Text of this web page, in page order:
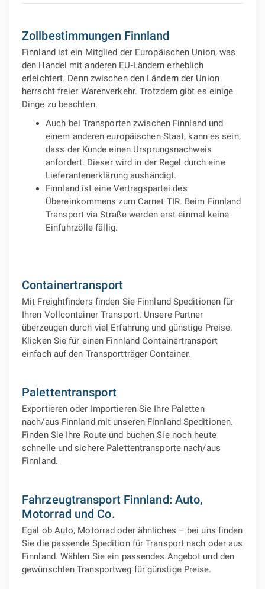
Zollbestimmungen Finnland
Finnland ist ein Mitglied der Europäischen Union, was
den Handel mit anderen EU-Ländern erheblich
erleichtert. Denn zwischen den Ländern der Union
herrscht freier Warenverkehr. Trotzdem gibt es einige
Dinge zu beachten.
Auch bei Transporten zwischen Finnland und
einem anderen europäischen Staat, kann es sein,
dass der Kunde einen Ursprungsnachweis
anfordert. Dieser wird in der Regel durch eine
Lieferantenerklärung aushändigt.
Finnland ist eine Vertragspartei des
Übereinkommens zum Carnet TIR. Beim Finnland
Transport via Straße werden erst einmal keine
Einfuhrzölle fällig.
Containertransport
Mit Freightfinders finden Sie Finnland Speditionen für
Ihren Vollcontainer Transport. Unsere Partner
überzeugen durch viel Erfahrung und günstige Preise.
Klicken Sie für einen Finnland Containertransport
einfach auf den Transportträger Container.
Palettentransport
Exportieren oder Importieren Sie Ihre Paletten
nach/aus Finnland mit unseren Finnland Speditionen.
Finden Sie Ihre Route und buchen Sie noch heute
schnelle und sichere Palettentransporte nach/aus
Finnland.
Fahrzeugtransport Finnland: Auto,
Motorrad und Co.
Egal ob Auto, Motorrad oder ähnliches – bei uns finden
Sie die passende Spedition für Transport nach oder aus
Finnland. Wählen Sie ein passendes Angebot und den
gewünschten Transportweg für günstige Preise.